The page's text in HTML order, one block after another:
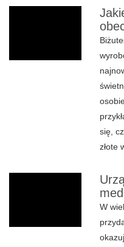
się,
złote
W